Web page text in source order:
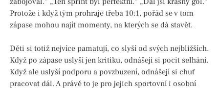
Protože i když tým prohraje třeba 10:1, pořád se v tom
zápase mohou najít momenty, na kterých se dá stavět.
Děti si totiž nejvíce pamatují, co slyší od svých nejbližších.
Když po zápase uslyší jen kritiku, odnášejí si pocit selhání.
Když ale uslyší podporu a povzbuzení, odnášejí si chuť
pracovat dál. A právě to je pro jejich sportovní i osobní